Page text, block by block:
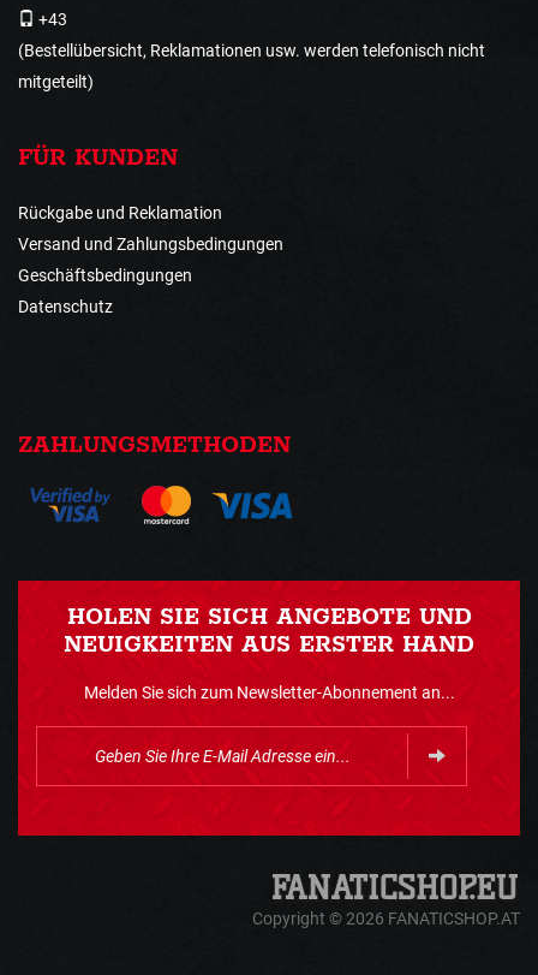
+43
(Bestellübersicht, Reklamationen usw. werden telefonisch nicht
mitgeteilt)
FÜR KUNDEN
Rückgabe und Reklamation
Versand und Zahlungsbedingungen
Geschäftsbedingungen
Datenschutz
ZAHLUNGSMETHODEN
HOLEN SIE SICH ANGEBOTE UND
NEUIGKEITEN AUS ERSTER HAND
Melden Sie sich zum Newsletter-Abonnement an...
Copyright © 2026 FANATICSHOP.AT